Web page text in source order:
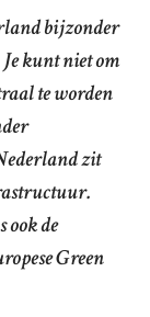
bijzonder
kunt niet om
te worden
zit
de
Green